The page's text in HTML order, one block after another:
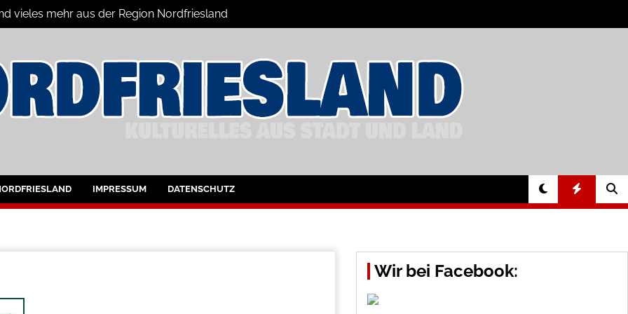
vieles mehr aus der Region Nordfriesland
für Nordfriesland und Husum
IMPRESSUM DATENSCHUTZ
Wir bei Facebook: